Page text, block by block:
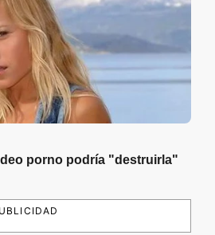
porno podría "destruirla"